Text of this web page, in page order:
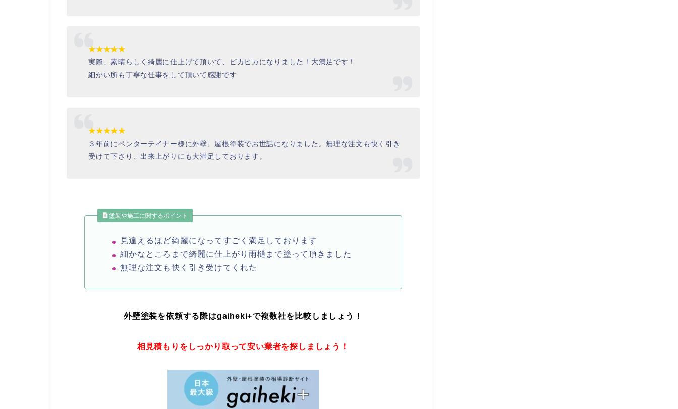
★★★★★
実際、素晴らしく綺麗に仕上げて頂いて、ピカピカになりました！大満足です！
細かい所も丁寧な仕事をして頂いて感謝です
★★★★★
３年前にペンターテイナー様に外壁、屋根塗装でお世話になりました。無理な注文も快く引き
受けて下さり、出来上がりにも大満足しております。
塗装や施工に関するポイント
見違えるほど綺麗になってすごく満足しております
細かなところまで綺麗に仕上がり雨樋まで塗って頂きました
無理な注文も快く引き受けてくれた
外壁塗装を依頼する際はgaiheki+で複数社を比較しましょう！
相見積もりをしっかり取って安い業者を探しましょう！